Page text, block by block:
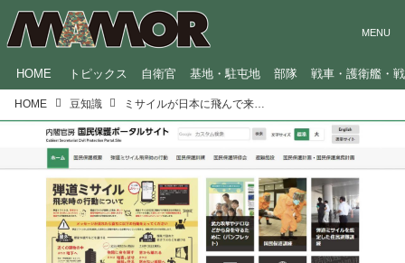
HOME トピックス 自衛官 基地・駐屯地 部隊 戦車・護衛艦・
HOME 豆知識